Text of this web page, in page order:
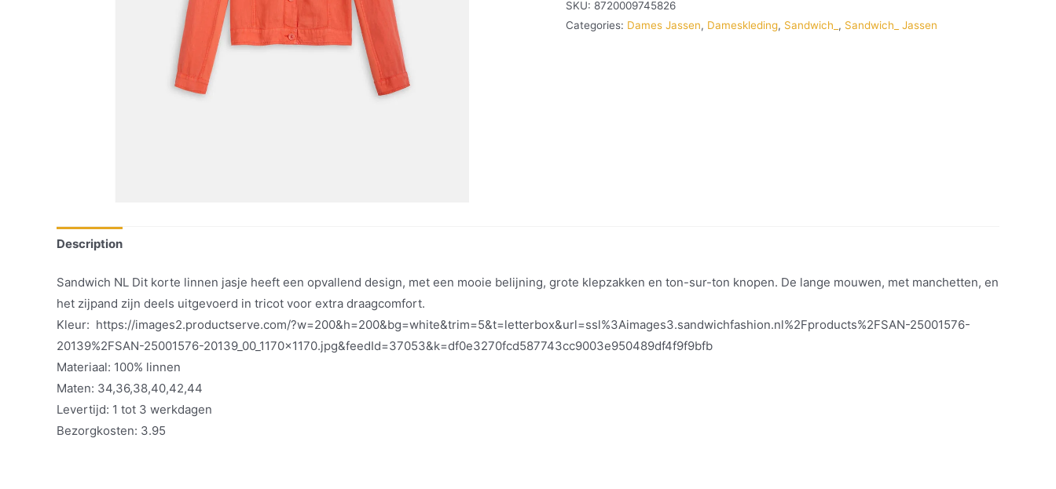
SKU: 8720009745826
Categories: Dames Jassen, Dameskleding, Sandwich_ , Sandwich_ Jassen
Description
Sandwich NL Dit korte linnen jasje heeft een opvallend design, met een mooie belijning, grote klepzakken en ton-sur-ton knopen. De lange mouwen, met manchetten, en
het zijpand zijn deels uitgevoerd in tricot voor extra draagcomfort.
Kleur: https://images2.productserve.com/?w=200&h=200&bg=white&trim=5&t=letterbox&url=ssl%3Aimages3.sandwichfashion.nl%2Fproducts%2FSAN-25001576-
20139%2FSAN-25001576-20139_00_1170x1170.jpg&feedId=37053&k=df0e3270fcd587743cc9003e950489df4f9f9bfb
Materiaal: 100% linnen
Maten: 34,36,38,40,42,44
Levertijd: 1 tot 3 werkdagen
Bezorgkosten: 3.95